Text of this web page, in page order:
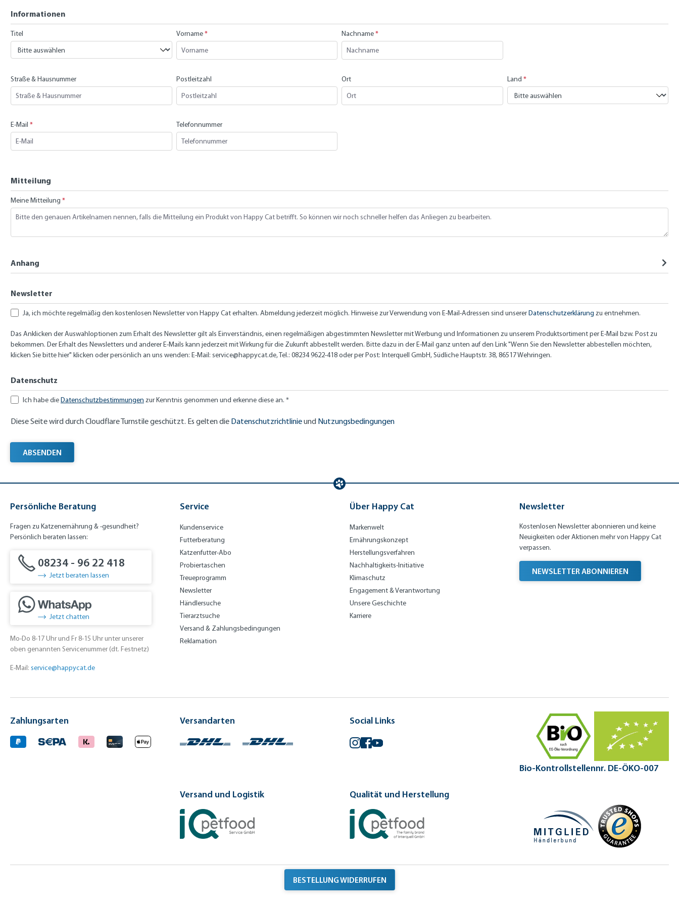
Informationen
Titel Vorname* Nachname*
Straße & Hausnummer Postleitzahl Ort Land *
E-Mail * Telefonnummer
Mitteilung
Meine Mitteilung *
Anhang
Newsletter
Ja, ich möchte regelmäßig den kostenlosen Newsletter von Happy Cat erhalten. Abmeldung jederzeit möglich. Hinweise zur Verwendung von E-Mail-Adressen sind unsererDatenschutzerklärung zu entnehmen.
Das Anklicken der Auswahloptionen zum Erhalt des Newsletter gilt als Einverständnis, einen regelmäßigen abgestimmten Newsletter mit Werbung und Informationen zu unserem Produktsortiment per E-Mail bzw. Post zu
bekommen. Der Erhalt des Newsletters und anderer E-Mails kann jederzeit mit Wirkung für die Zukunft abbestellt werden. Bitte dazu in der E-Mail ganz unten auf den Link "Wenn Sie den Newsletter abbestellen möchten,
klicken Sie bitte hier" klicken oder persönlich an uns wenden: E-Mail: service@happycat.de, Tel.: 08234 9622-418 oder per Post: Interquell GmbH, Südliche Hauptstr. 38, 86517 Wehringen.
Datenschutz
Ich habe dieDatenschutzbestimmungen zur Kenntnis genommen und erkenne diese an. *
Diese Seite wird durch Cloudflare Turnstile geschützt. Es gelten die Datenschutzrichtlinieund Nutzungsbedingungen
ABSENDEN
Persönliche Beratung
Fragen zu Katzenernährung & -gesundheit?
Persönlich beraten lassen:
08234 - 96 22 418
Jetzt beraten lassen
Jetzt chatten
Mo-Do 8-17 Uhr und Fr 8-15 Uhr unter unserer
oben genannten Servicenummer (dt. Festnetz)
E-Mail: service@happycat.de
Service
Kundenservice
Futterberatung
Katzenfutter-Abo
Probiertaschen
Treueprogramm
Newsletter
Händlersuche
Tierarztsuche
Versand & Zahlungsbedingungen
Reklamation
Über Happy Cat
Markenwelt
Ernährungskonzept
Herstellungsverfahren
Nachhaltigkeits-Initiative
Klimaschutz
Engagement & Verantwortung
Unsere Geschichte
Karriere
Newsletter
Kostenlosen Newsletter abonnieren und keine
Neuigkeiten oder Aktionen mehr von Happy Cat
verpassen.
NEWSLETTER ABONNIEREN
Zahlungsarten Versandarten Social Links
Instagram
Facebook
YouTube
Bio-Kontrollstellennr. DE-ÖKO-007
Versand und Logistik Qualität und Herstellung
BESTELLUNG WIDERRUFEN